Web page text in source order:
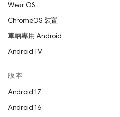
Wear OS
ChromeOS 裝置
車輛專用 Android
Android TV
版本
Android 17
Android 16